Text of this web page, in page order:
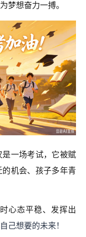
梦想奋力一搏。
一场考试，它被赋
机会、孩子多年青
心态平稳、发挥出
己想要的未来！